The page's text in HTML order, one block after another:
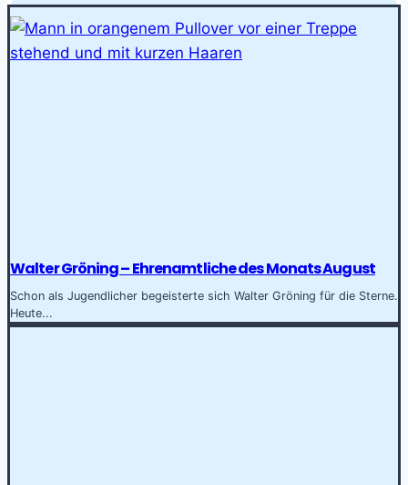
Walter Gröning – Ehrenamtliche des Monats August
Schon als Jugendlicher begeisterte sich Walter Gröning für die Sterne.
Heute...